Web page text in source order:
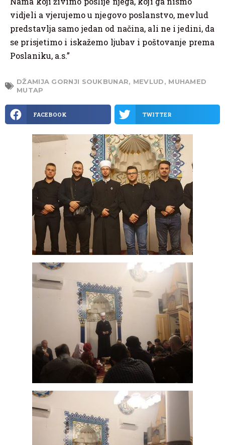
vidjeli a vjerujemo u njegovo poslanstvo, mevlud
predstavlja samo jedan od načina, ali ne i jedini, da
se prisjetimo i iskažemo ljubav i poštovanje prema
Poslaniku, a.s.”
DŽAMIJA GORNJI SOUKBUNAR, MEVLUD, MUHAMED
MUTAP
FACEBOOK TWITTER